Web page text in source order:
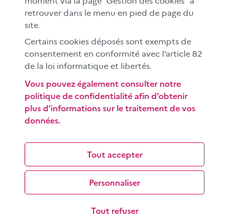
À l'international
CLEMI sup
Espace presse
Si vous souhaitez vous abonner gratuitement à la lettre
d'information mensuelle du CLEMI, cliquezici →
retrouver dans le menu en pied de page du
site.
Certains cookies déposés sont exempts de
consentement en conformité avec l’article 82
de la loi informatique et libertés.
Tout accepter
Tout refuser
Personnaliser
Vous pouvez également consulter notre
politique de confidentialité afin d’obtenir
plus d’informations sur le traitement de vos
données.